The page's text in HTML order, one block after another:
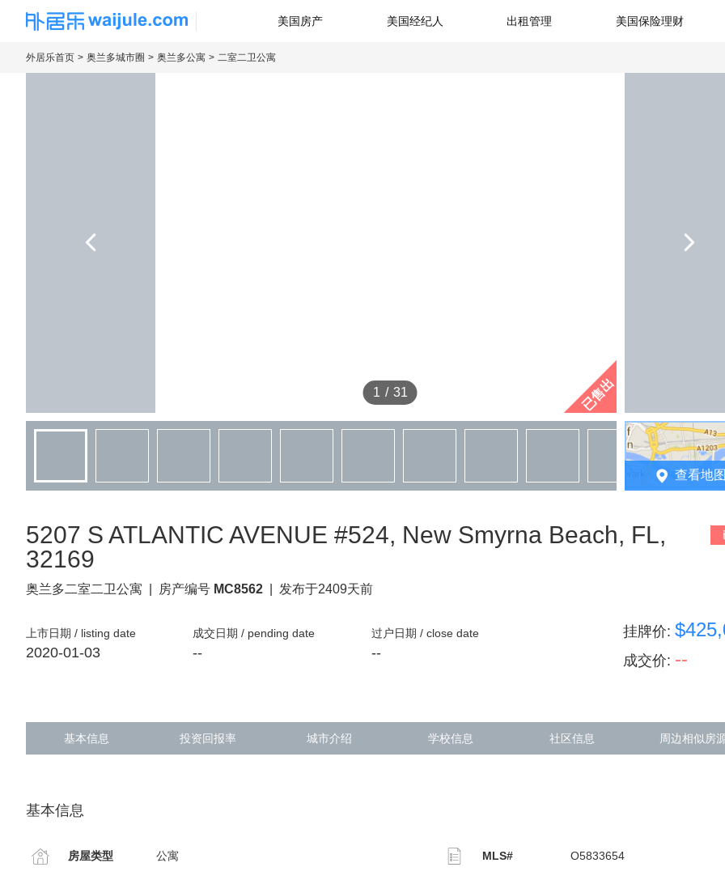
海外房产信息平台
美国房产 美国经纪人 出租管理 美国保险理财
外居乐首页 奥兰多城市圈 奥兰多公寓 二室二卫公寓
1 / 31 已售出
查看地图
5207 S ATLANTIC AVENUE #524, New Smyrna Beach, FL,
32169
奥兰多二室二卫公寓 房产编号 MC8562 发布于2409天前
上市日期 / listing date
2020-01-03
成交日期 / pending date
--
过户日期 / close date
--
挂牌价:
成交价: --
基本信息 投资回报率 城市介绍 学校信息 社区信息 周边相似房
基本信息
房屋类型 公寓 MLS# O5833654